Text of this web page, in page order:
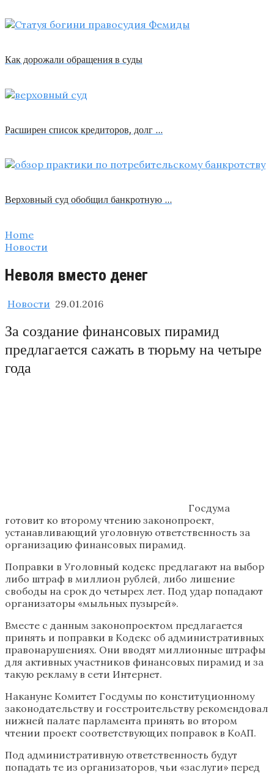
Как дорожали обращения в суды
Расширен список кредиторов, долг …
Верховный суд обобщил банкротную …
Home
Новости
Неволя вместо денег
Новости 29.01.2016
За создание финансовых пирамид
предлагается сажать в тюрьму на четыре
года
Госдума
готовит ко второму чтению законопроект,
устанавливающий уголовную ответственность за
организацию финансовых пирамид.
Поправки в Уголовный кодекс предлагают на выбор
либо штраф в миллион рублей, либо лишение
свободы на срок до четырех лет. Под удар попадают
организаторы «мыльных пузырей».
Вместе с данным законопроектом предлагается
принять и поправки в Кодекс об административных
правонарушениях. Они вводят миллионные штрафы
для активных участников финансовых пирамид и за
такую рекламу в сети Интернет.
Накануне Комитет Госдумы по конституционному
законодательству и госстроительству рекомендовал
нижней палате парламента принять во втором
чтении проект соответствующих поправок в КоАП.
Под административную ответственность будут
попадать те из организаторов, чьи «заслуги» перед